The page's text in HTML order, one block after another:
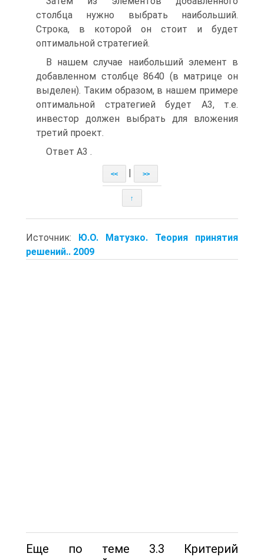
столбца нужно выбрать наибольший.
Строка, в которой он стоит и будет
оптимальной стратегией.
В нашем случае наибольший элемент в
добавленном столбце 8640 (в матрице он
выделен). Таким образом, в нашем примере
оптимальной стратегией будет А3, т.е.
инвестор должен выбрать для вложения
третий проект.
Ответ А3 .
<< | >>
↑
Источник:
Ю.О. Матузко. Теория принятия
решений.. 2009
Еще по теме 3.3 Критерий